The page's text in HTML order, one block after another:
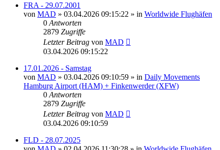
FRA - 29.07.2001
von MAD » 03.04.2026 09:15:22 » in Worldwide Flughäfen
0 Antworten
2879 Zugriffe
Letzter Beitrag von MAD
03.04.2026 09:15:22
17.01.2026 - Samstag
von MAD » 03.04.2026 09:10:59 » in Daily Movements
Hamburg Airport (HAM) + Finkenwerder (XFW)
0 Antworten
2879 Zugriffe
Letzter Beitrag von MAD
03.04.2026 09:10:59
FLD - 28.07.2025